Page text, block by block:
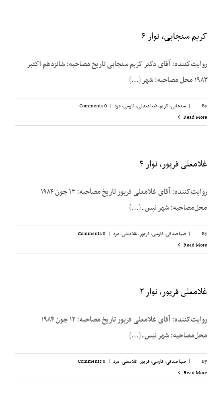
کریم سنجابی، نوار ۶
روایت‌‌کننده: آقای دکتر کریم سنجابی تاریخ مصاحبه: شانزدهم اکتبر
۱۹۸۳ محل مصاحبه: شهر [...]
By
|
| سنجابی، کریم,ضیا صدقی,فارسی,مرد |
0 Comments
Read More
غلامعلی فریور، نوار ۴
روایت‌کننده: آقای غلامعلی فریور تاریخ مصاحبه: ۱۳ جون ۱۹۸۴
محل‌مصاحبه: شهر نیس ـ [...]
By
|
| ضیا صدقی,فارسی,فریور، غلامعلی,مرد |
0 Comments
Read More
غلامعلی فریور، نوار ۲
روایت‌کننده: آقای غلامعلی فریور تاریخ مصاحبه: ۱۲ جون ۱۹۸۴
محل‌مصاحبه: شهر نیس ـ [...]
By
|
| ضیا صدقی,فارسی,فریور، غلامعلی,مرد |
0 Comments
Read More